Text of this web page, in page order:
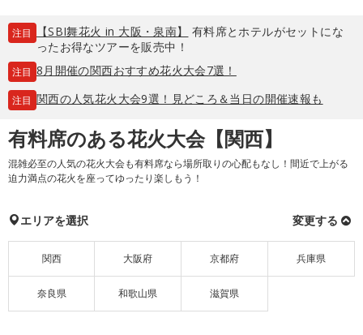
注目 【SBI舞花火 in 大阪・泉南】
有料席とホテルがセットにな
ったお得なツアーを販売中！
注目 8月開催の関西おすすめ花火大会7選！
注目 関西の人気花火大会9選！見どころ＆当日の開催速報も
有料席のある花火大会【関西】
混雑必至の人気の花火大会も有料席なら場所取りの心配もなし！間近で上がる
迫力満点の花火を座ってゆったり楽しもう！
エリアを選択 変更する
関西 大阪府 京都府 兵庫県
奈良県 和歌山県 滋賀県